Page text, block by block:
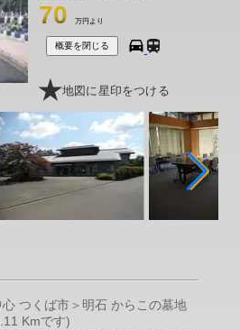
70 万円より
概要を閉じる
地図に星印をつける
つくば市＞明石 からこの墓地
Kmです)